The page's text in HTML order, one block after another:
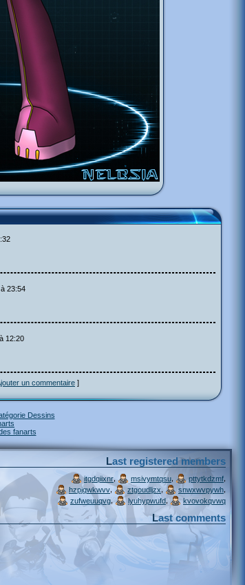
23:54
12:20
un commentaire ]
Dessins
fanarts
Last registered members
itgdqiixnr msivymtqsu pttytkdzmf
hzpjqwkwvv
ztgoudljzx snwxwvpywh
zufweuuqvg , lyuhypwufd , kvovokqvwq
Last comments